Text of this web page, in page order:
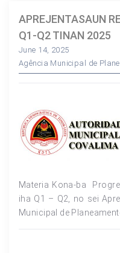
APREJENTASAUN
Q1-Q2 TINAN 2025
June 14, 2025
Agência Municipal de
Materia Kona-ba
iha Q1 – Q2, no sei
Municipal de